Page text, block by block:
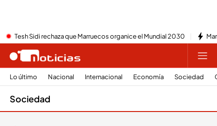
Tesh Sidi rechaza que Marruecos organice el Mundial 2030
Lo último Nacional Internacional Economía Sociedad
Sociedad